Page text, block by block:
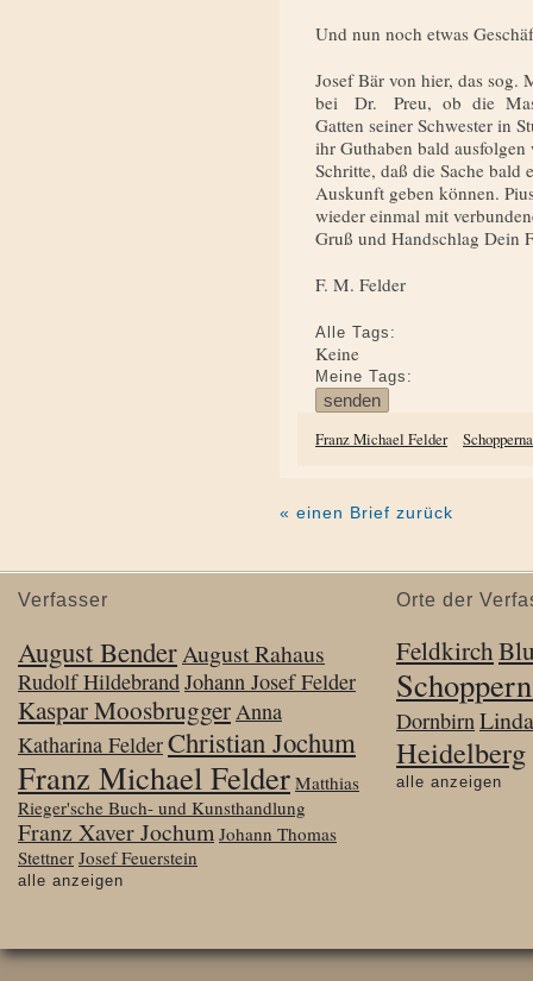
Und nun noch etwas
Josef Bär von hier, das
bei Dr. Preu, ob die
Gatten seiner Schwester in
ihr Guthaben bald
Schritte, daß die Sache bald
Auskunft geben können.
wieder einmal mit
Gruß und Handschlag Dein
F. M. Felder
Alle Tags:
Keine
Meine Tags:
Franz Michael Felder
« einen Brief zurück
Verfasser
August BenderAugust Rahaus
Rudolf HildebrandJohann Josef Felder
Kaspar MoosbruggerAnna
Katharina FelderChristian Jochum
Franz Michael Felder Matthias
Rieger'sche Buch- und Kunsthandlung
Franz Xaver Jochum Johann Thomas
Stettner Josef Feuerstein
alle anzeigen
Orte der
Feldkirch
Dornbirn
Heidelberg
alle anzeigen